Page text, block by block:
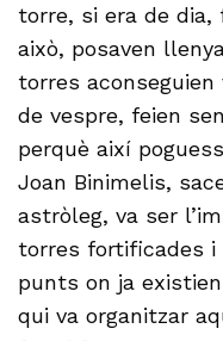
torre, si era de dia,
això, posaven
torres
de vespre, feien
perquè així
Joan Binimelis,
astròleg, va ser
torres fortificades i
punts on ja
qui va organitzar